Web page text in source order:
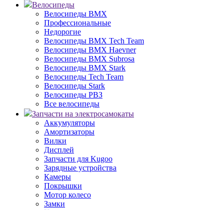
Велосипеды
Велосипеды BMX
Профессиональные
Недорогие
Велосипеды BMX Tech Team
Велосипеды BMX Haevner
Велосипеды BMX Subrosa
Велосипеды BMX Stark
Велосипеды Tech Team
Велосипеды Stark
Велосипеды РВЗ
Все велосипеды
Запчасти на электросамокаты
Аккумуляторы
Амортизаторы
Вилки
Дисплей
Запчасти для Kugoo
Зарядные устройства
Камеры
Покрышки
Мотор колесо
Замки